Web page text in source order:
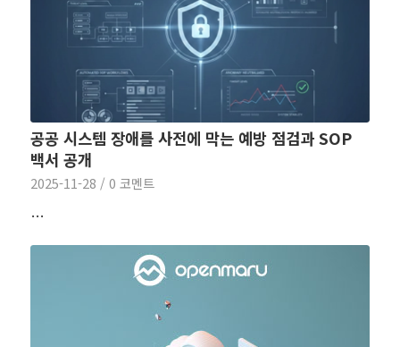
공공 시스템 장애를 사전에 막는 예방 점검과 SOP
백서 공개
2025-11-28 / 0 코멘트
…